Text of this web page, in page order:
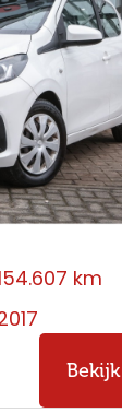
km
Bekijk